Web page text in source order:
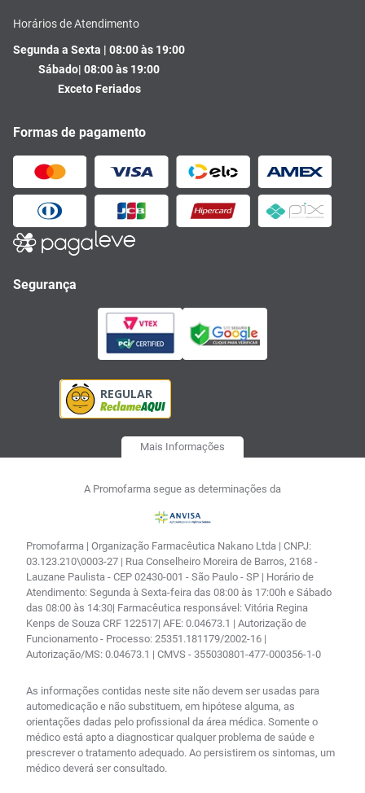
Horários de Atendimento
Segunda a Sexta | 08:00 às 19:00
Sábado| 08:00 às 19:00
Exceto Feriados
Formas de pagamento
Segurança
Mais Informações
A Promofarma segue as determinações da
Promofarma | Organização Farmacêutica Nakano Ltda | CNPJ:
03.123.210\0003-27 | Rua Conselheiro Moreira de Barros, 2168 -
Lauzane Paulista - CEP 02430-001 - São Paulo - SP | Horário de
Atendimento: Segunda à Sexta-feira das 08:00 às 17:00h e Sábado
das 08:00 às 14:30| Farmacêutica responsável: Vitória Regina
Kenps de Souza CRF 122517| AFE: 0.04673.1 | Autorização de
Funcionamento - Processo: 25351.181179/2002-16 |
Autorização/MS: 0.04673.1 | CMVS - 355030801-477-000356-1-0
As informações contidas neste site não devem ser usadas para
automedicação e não substituem, em hipótese alguma, as
orientações dadas pelo profissional da área médica. Somente o
médico está apto a diagnosticar qualquer problema de saúde e
prescrever o tratamento adequado. Ao persistirem os sintomas, um
médico deverá ser consultado.